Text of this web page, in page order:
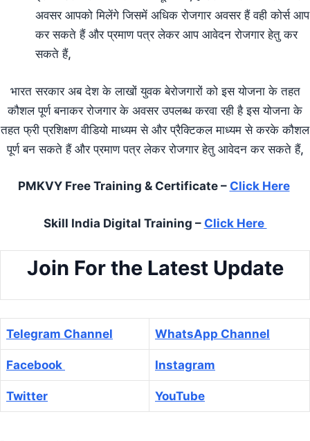
अवसर आपको मिलेंगे जिसमें अधिक रोजगार अवसर हैं वही कोर्स आप
कर सकते हैं और प्रमाण पत्र लेकर आप आवेदन रोजगार हेतु कर
सकते हैं,
भारत सरकार अब देश के लाखों युवक बेरोजगारों को इस योजना के तहत
कौशल पूर्ण बनाकर रोजगार के अवसर उपलब्ध करवा रही है इस योजना के
तहत फ्री प्रशिक्षण वीडियो माध्यम से और प्रैक्टिकल माध्यम से करके कौशल
पूर्ण बन सकते हैं और प्रमाण पत्र लेकर रोजगार हेतु आवेदन कर सकते हैं,
PMKVY Free Training & Certificate – Click Here
Skill India Digital Training – Click Here
Join For the Latest Update
Telegram Channel WhatsApp Channel
Facebook Instagram
Twitter YouTube